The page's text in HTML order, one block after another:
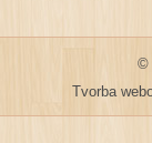
©
Tvorba